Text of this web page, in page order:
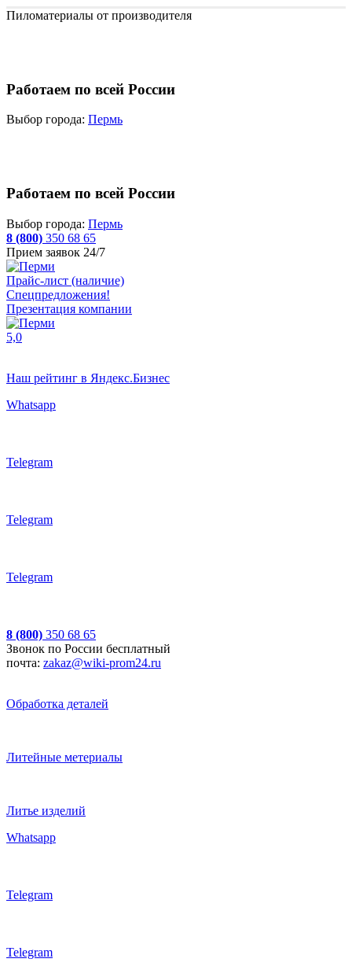
Пиломатериалы от производителя
Работаем по всей России
Выбор города: Пермь
Работаем по всей России
Выбор города: Пермь
8 (800) 350 68 65
Прием заявок 24/7
Прайс-лист (наличие)
Спецпредложения!
Презентация компании
5,0
Наш рейтинг в Яндекс.Бизнес
Whatsapp
Telegram
Telegram
Telegram
8 (800) 350 68 65
Звонок по России бесплатный
почта: zakaz@wiki-prom24.ru
Обработка деталей
Литейные метериалы
Литье изделий
Whatsapp
Telegram
Telegram